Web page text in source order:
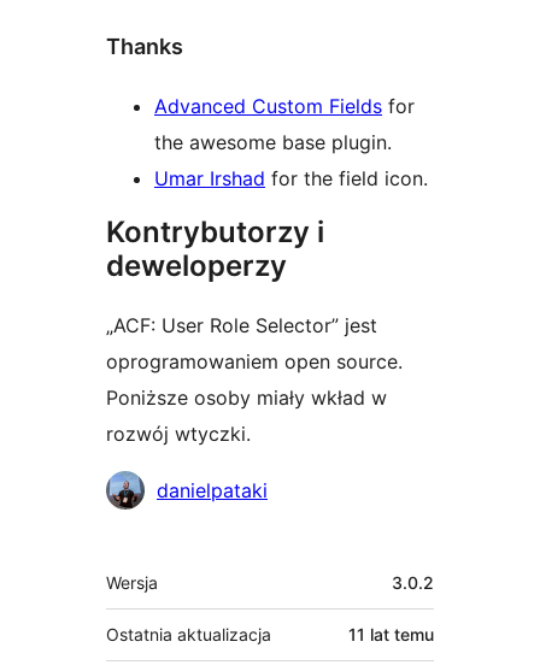
Thanks
Advanced Custom Fields for
the awesome base plugin.
Umar Irshad for the field icon.
Kontrybutorzy i
deweloperzy
„ACF: User Role Selector” jest
oprogramowaniem open source.
Poniższe osoby miały wkład w
rozwój wtyczki.
Zaangażowani
danielpataki
Meta
Wersja 3.0.2
Ostatnia aktualizacja 11 lat temu